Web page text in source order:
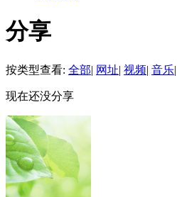
分享
按类型查看: 全部| 网址| 视频| 音乐|
现在还没分享